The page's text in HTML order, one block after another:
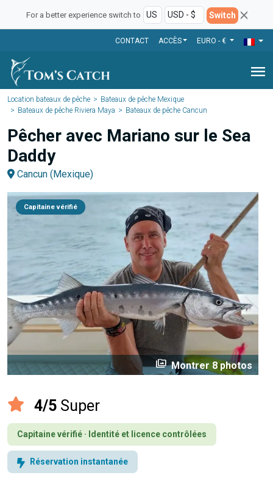
For a better experience switch to Switch
CONTACT ACCÈS EURO - €
menu
Location bateaux de pêche
Bateaux de pêche Mexique
Bateaux de pêche Riviera Maya
Bateaux de pêche Cancun
Pêcher avec Mariano sur le Sea
Daddy
Cancun (Mexique)
Capitaine vérifié
perm_media Montrer 8 photos
4/5 Super
Capitaine vérifié · Identité et licence contrôlées
Réservation instantanée